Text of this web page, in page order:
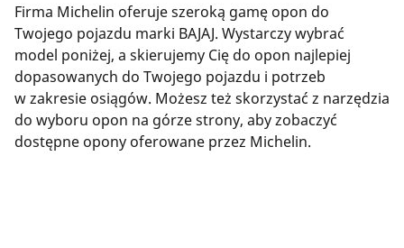
Firma Michelin oferuje szeroką gamę opon do
Twojego pojazdu marki BAJAJ. Wystarczy wybrać
model poniżej, a skierujemy Cię do opon najlepiej
dopasowanych do Twojego pojazdu i potrzeb
w zakresie osiągów. Możesz też skorzystać z narzędzia
do wyboru opon na górze strony, aby zobaczyć
dostępne opony oferowane przez Michelin.